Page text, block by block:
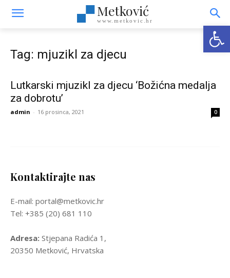
Metković
www.metkovic.hr
Tag: mjuzikl za djecu
Lutkarski mjuzikl za djecu ‘Božićna medalja
za dobrotu’
admin - 16 prosinca, 2021 0
Kontaktirajte nas
E-mail: portal@metkovic.hr
Tel: +385 (20) 681 110
Adresa: Stjepana Radića 1,
20350 Metković, Hrvatska